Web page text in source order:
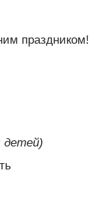
праздником!